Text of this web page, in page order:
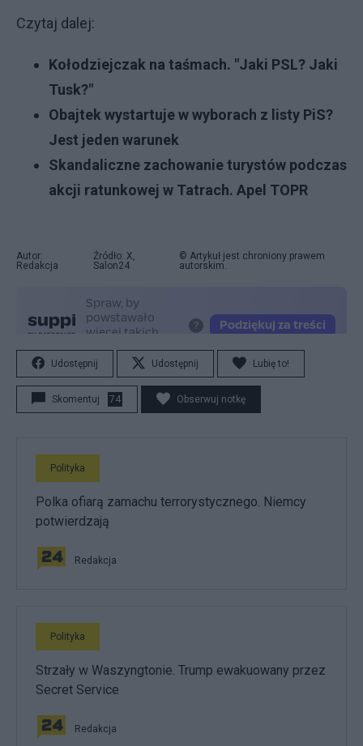
Czytaj dalej:
Kołodziejczak na taśmach. "Jaki PSL? Jaki
Tusk?"
Obajtek wystartuje w wyborach z listy PiS?
Jest jeden warunek
Skandaliczne zachowanie turystów podczas
akcji ratunkowej w Tatrach. Apel TOPR
Autor:
Redakcja
Źródło: X,
Salon24
© Artykuł jest chroniony prawem
autorskim.
Udostępnij Udostępnij Lubię to!
Skomentuj 74 Obserwuj notkę
Polityka
Polka ofiarą zamachu terrorystycznego. Niemcy
potwierdzają
Redakcja
Polityka
Strzały w Waszyngtonie. Trump ewakuowany przez
Secret Service
Redakcja